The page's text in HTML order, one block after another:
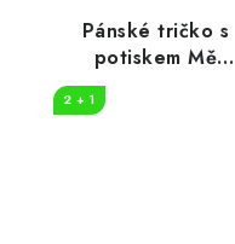
Pánské tričko s
potiskem Mě
2 + 1